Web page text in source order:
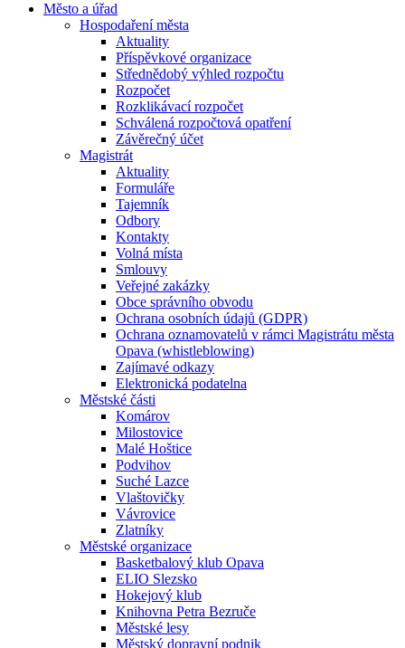
Město a úřad
Hospodaření města
Aktuality
Příspěvkové organizace
Střednědobý výhled rozpočtu
Rozpočet
Rozklikávací rozpočet
Schválená rozpočtová opatření
Závěrečný účet
Magistrát
Aktuality
Formuláře
Tajemník
Odbory
Kontakty
Volná místa
Smlouvy
Veřejné zakázky
Obce správního obvodu
Ochrana osobních údajů (GDPR)
Ochrana oznamovatelů v rámci Magistrátu města
Opava (whistleblowing)
Zajímavé odkazy
Elektronická podatelna
Městské části
Komárov
Milostovice
Malé Hoštice
Podvihov
Suché Lazce
Vlaštovičky
Vávrovice
Zlatníky
Městské organizace
Basketbalový klub Opava
ELIO Slezsko
Hokejový klub
Knihovna Petra Bezruče
Městské lesy
Městský dopravní podnik